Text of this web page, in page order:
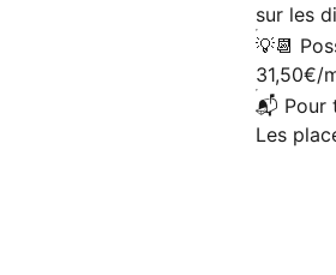
sur les
💡📆
31,50€/
📬 Pour
Les